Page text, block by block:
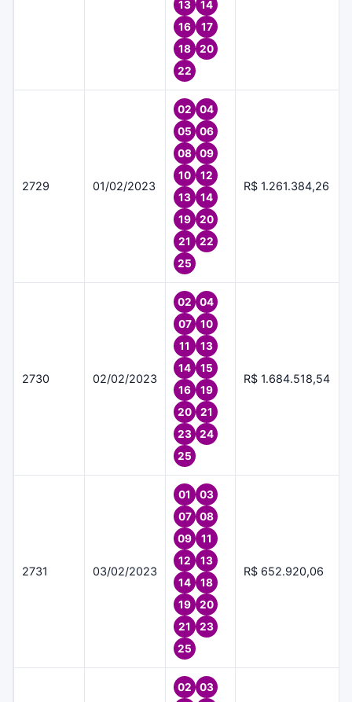
13
14
16
17
18
20
22
2729 01/02/2023
02
04
05
06
08
09
10
12
13
14
19
20
21
22
25
R$ 1.261.384,26
2730 02/02/2023
02
04
07
10
11
13
14
15
16
19
20
21
23
24
25
R$ 1.684.518,54
2731 03/02/2023
01
03
07
08
09
11
12
13
14
18
19
20
21
23
25
R$ 652.920,06
02
03